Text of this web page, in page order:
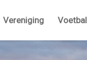
Vereniging Voetbal